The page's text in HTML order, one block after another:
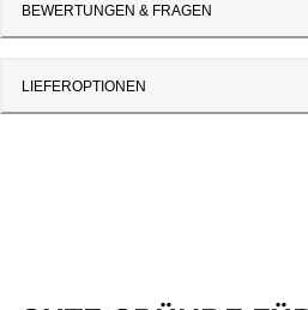
BEWERTUNGEN & FRAGEN
LIEFEROPTIONEN